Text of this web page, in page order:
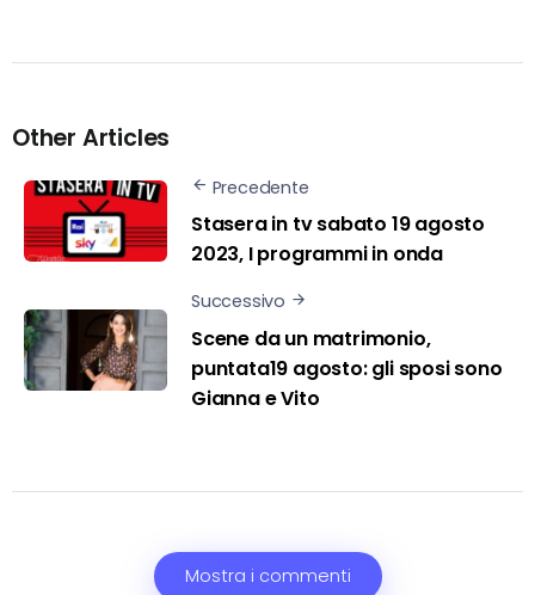
Other Articles
Precedente
Stasera in tv sabato 19 agosto
2023, I programmi in onda
Successivo
Scene da un matrimonio,
puntata19 agosto: gli sposi sono
Gianna e Vito
Mostra i commenti